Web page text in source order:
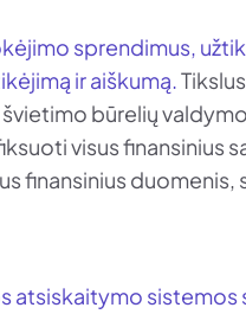
sprendimus,
ir aiškumą.
būrelių
visus finansinius
finansinius
atsiskaitymo sistemos